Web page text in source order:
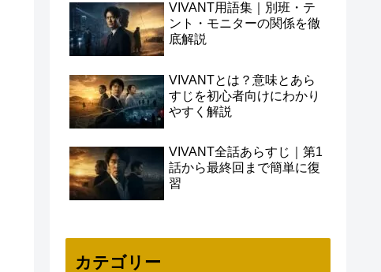
VIVANT用語集｜別班・テ
ント・モニターの関係を徹
底解説
VIVANTとは？意味とあら
すじを初心者向けにわかり
やすく解説
VIVANT全話あらすじ｜第1
話から最終回まで簡単に復
習
カテゴリー